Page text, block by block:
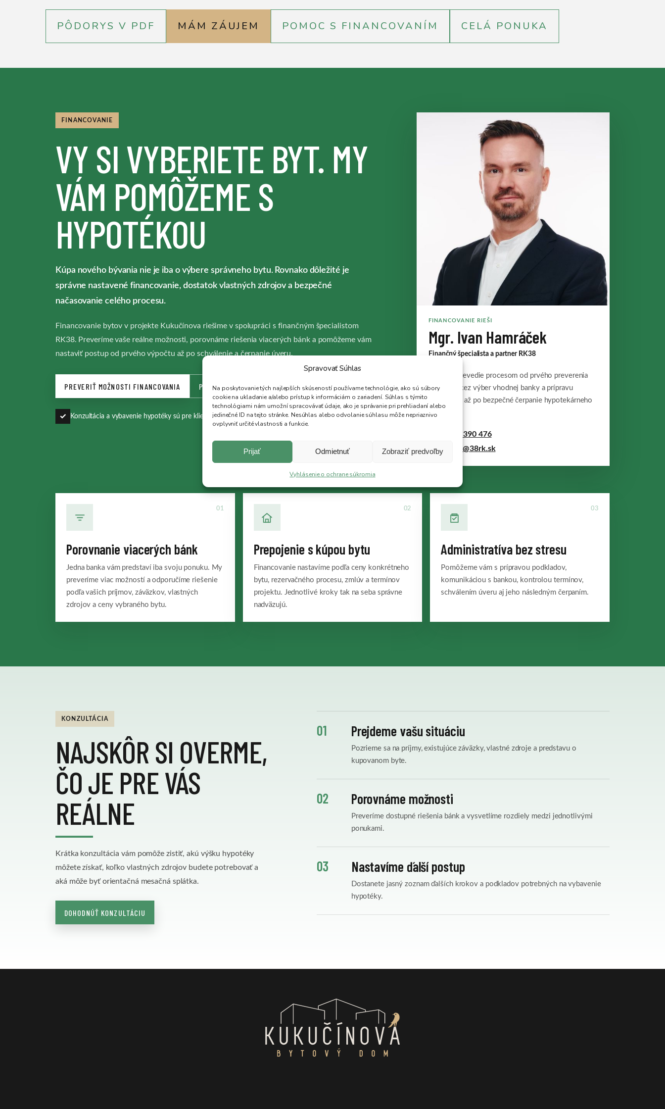
Spravovať Súhlas
Na poskytovanie tých najlepších skúseností používame technológie, ako sú súbory
cookie na ukladanie a/alebo prístup k informáciám o zariadení. Súhlas s týmito
technológiami nám umožní spracovávať údaje, ako je správanie pri prehliadaní alebo
jedinečné ID na tejto stránke. Nesúhlas alebo odvolanie súhlasu môže nepriaznivo
ovplyvniť určité vlastnosti a funkcie.
Prijať Odmietnuť Zobraziť predvoľby
Vyhlásenie o ochrane súkromia
PÔDORYS V PDF MÁM ZÁUJEM POMOC S FINANCOVANÍM CELÁ PONUKA
FINANCOVANIE
VY SI VYBERIETE BYT. MY
VÁM POMÔŽEME S
HYPOTÉKOU
Kúpa nového bývania nie je iba o výbere správneho bytu. Rovnako dôležité je
správne nastavené financovanie, dostatok vlastných zdrojov a bezpečné
načasovanie celého procesu.
Financovanie bytov v projekte Kukučínova riešime v spolupráci s finančným špecialistom
RK38. Preveríme vaše reálne možnosti, porovnáme riešenia viacerých bánk a pomôžeme vám
nastaviť postup od prvého výpočtu až po schválenie a čerpanie úveru.
PREVERIŤ MOŽNOSTI FINANCOVANIA POZRIEŤ PONUKU BYTOV
✓ Konzultácia a vybavenie hypotéky sú pre klienta bez poplatku
FINANCOVANIE RIEŠI
Mgr. Ivan Hamráček
Finančný špecialista a partner RK38
Ivan vás prevedie procesom od prvého preverenia
možností cez výber vhodnej banky a prípravu
podkladov až po bezpečné čerpanie hypotekárneho
úveru.
+421 948 390 476
hamracek@38rk.sk
01
Porovnanie viacerých bánk
Jedna banka vám predstaví iba svoju ponuku. My
preveríme viac možností a odporučíme riešenie
podľa vašich príjmov, záväzkov, vlastných
zdrojov a ceny vybraného bytu.
02
Prepojenie s kúpou bytu
Financovanie nastavíme podľa ceny konkrétneho
bytu, rezervačného procesu, zmlúv a termínov
projektu. Jednotlivé kroky tak na seba správne
nadväzujú.
03
Administratíva bez stresu
Pomôžeme vám s prípravou podkladov,
komunikáciou s bankou, kontrolou termínov,
schválením úveru aj jeho následným čerpaním.
KONZULTÁCIA
NAJSKÔR SI OVERME,
ČO JE PRE VÁS
REÁLNE
Krátka konzultácia vám pomôže zistiť, akú výšku hypotéky
môžete získať, koľko vlastných zdrojov budete potrebovať a
aká môže byť orientačná mesačná splátka.
DOHODNÚŤ KONZULTÁCIU
01 Prejdeme vašu situáciu
Pozrieme sa na príjmy, existujúce záväzky, vlastné zdroje a predstavu o
kupovanom byte.
02 Porovnáme možnosti
Preveríme dostupné riešenia bánk a vysvetlíme rozdiely medzi jednotlivými
ponukami.
03 Nastavíme ďalší postup
Dostanete jasný zoznam ďalších krokov a podkladov potrebných na vybavenie
hypotéky.